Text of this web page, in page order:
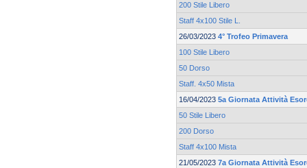
200 Stile Libero
Staff 4x100 Stile L.
26/03/2023 4° Trofeo Primavera
100 Stile Libero
50 Dorso
Staff. 4x50 Mista
16/04/2023 5a Giornata Attività
50 Stile Libero
200 Dorso
Staff 4x100 Mista
21/05/2023 7a Giornata Attività